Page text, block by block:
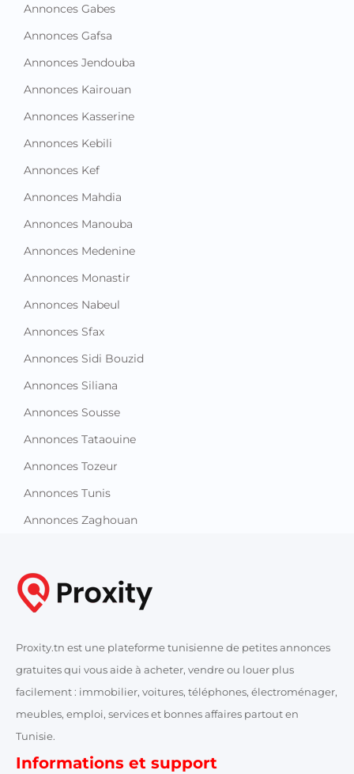
Annonces Gabes
Annonces Gafsa
Annonces Jendouba
Annonces Kairouan
Annonces Kasserine
Annonces Kebili
Annonces Kef
Annonces Mahdia
Annonces Manouba
Annonces Medenine
Annonces Monastir
Annonces Nabeul
Annonces Sfax
Annonces Sidi Bouzid
Annonces Siliana
Annonces Sousse
Annonces Tataouine
Annonces Tozeur
Annonces Tunis
Annonces Zaghouan
Proxity.tn est une plateforme tunisienne de petites annonces
gratuites qui vous aide à acheter, vendre ou louer plus
facilement : immobilier, voitures, téléphones, électroménager,
meubles, emploi, services et bonnes affaires partout en
Tunisie.
Informations et support